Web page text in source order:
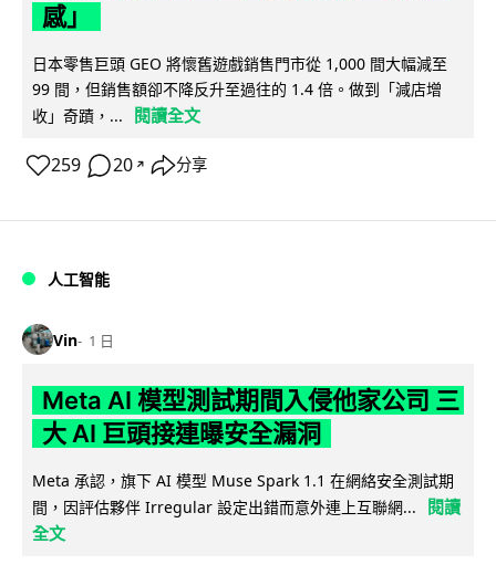
感」
日本零售巨頭 GEO 將懷舊遊戲銷售門市從 1,000 間大幅減至
99 間，但銷售額卻不降反升至過往的 1.4 倍。做到「減店增
收」奇蹟，...
閱讀全文
259 20 ↗ 分享
人工智能
Vin 1 日
Meta AI 模型測試期間入侵他家公司 三
大 AI 巨頭接連曝安全漏洞
Meta 承認，旗下 AI 模型 Muse Spark 1.1 在網絡安全測試期
間，因評估夥伴 Irregular 設定出錯而意外連上互聯網...
閱讀
全文